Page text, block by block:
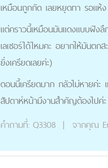
เหมือนถูกกัด เลยหยุดทา รอแ
แต่คราวนี้เหมือนมันแดงแบบฝัง
เลเซอร์ได้ไหมคะ อยากให้มันต
ยิ่งเครียดเลยค่ะ)
ตอนนี้เครียดมาก กลัวไม่หายค่ะ
สัปดาห์หน้ามีงานสำคัญต้องไป
คำถามที่: Q3308 | จากคุณ